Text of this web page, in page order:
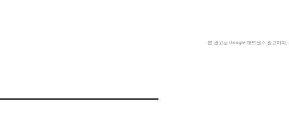
본 광고는 Google 애드센스 광고이며,